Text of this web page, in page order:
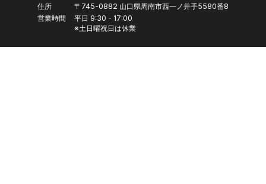
住所
〒745-0882 山口県周南市西一ノ井手5580番8
営業時間
平日 9:30 - 17:00
※土日曜祝日は休業